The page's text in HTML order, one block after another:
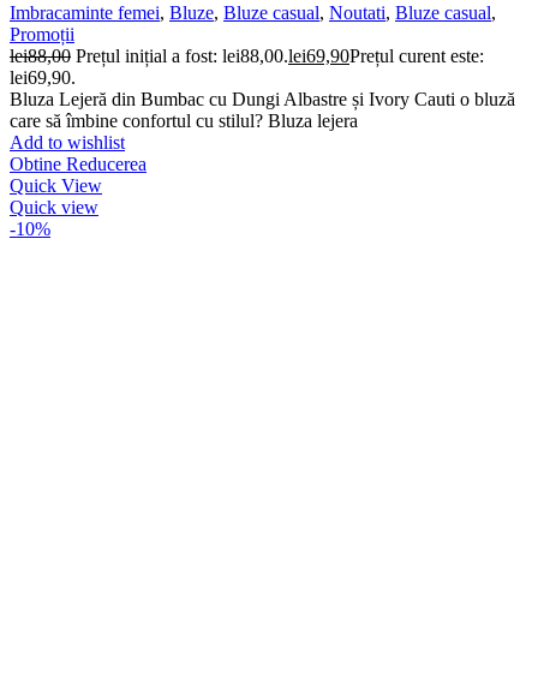
Imbracaminte femei, Bluze, Bluze casual, Noutati, Bluze casual,
Promoții
lei88,00 Prețul inițial a fost: lei88,00.lei69,90Prețul curent este:
lei69,90.
Bluza Lejeră din Bumbac cu Dungi Albastre și Ivory Cauti o bluză
care să îmbine confortul cu stilul? Bluza lejera
Add to wishlist
Obtine Reducerea
Quick View
Quick view
-10%